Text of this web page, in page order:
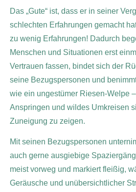
Das „Gute“ ist, dass er in seiner
schlechten Erfahrungen gemacht
zu wenig Erfahrungen! Dadurch
Menschen und Situationen erst
Vertrauen fassen, bindet sich der
seine Bezugspersonen und
wie ein ungestümer Riesen-Welpe
Anspringen und wildes Umkreisen
Zuneigung zu zeigen.
Mit seinen Bezugspersonen
auch gerne ausgiebige
meist vorweg und markiert fleißig,
Geräusche und unübersichtlicher